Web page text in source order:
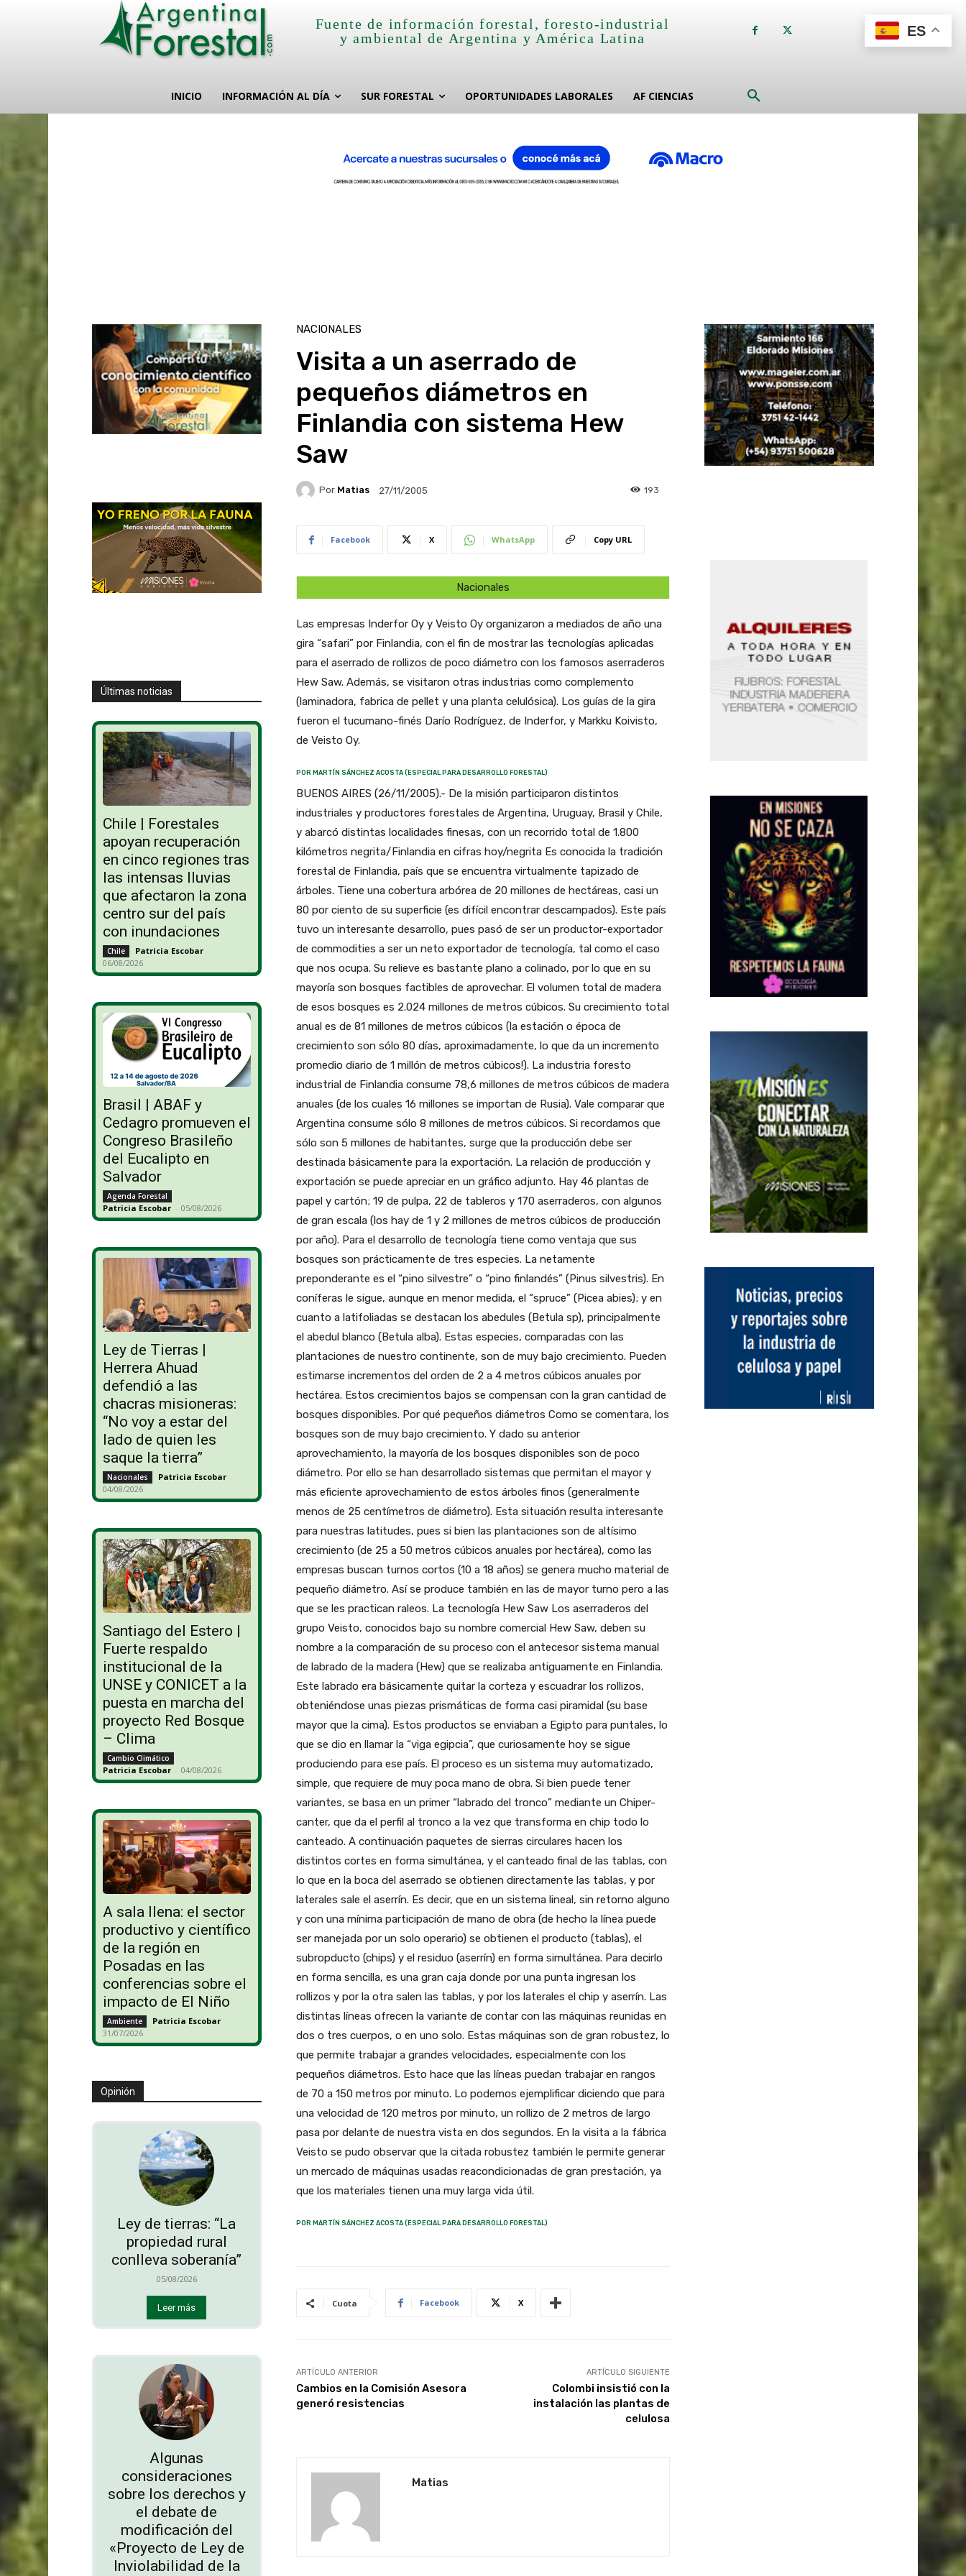
Fuente de información forestal, foresto-industrial
y ambiental de Argentina y América Latina
INICIO INFORMACIÓN AL DÍA SUR FORESTAL OPORTUNIDADES LABORALES AF CIENCIAS
Últimas noticias
Chile | Forestales
apoyan recuperación
en cinco regiones tras
las intensas lluvias
que afectaron la zona
centro sur del país
con inundaciones
Chile Patricia Escobar -
06/08/2026
Brasil | ABAF y
Cedagro promueven el
Congreso Brasileño
del Eucalipto en
Salvador
Agenda Forestal
Patricia Escobar - 05/08/2026
Ley de Tierras |
Herrera Ahuad
defendió a las
chacras misioneras:
“No voy a estar del
lado de quien les
saque la tierra”
Nacionales Patricia Escobar -
04/08/2026
Santiago del Estero |
Fuerte respaldo
institucional de la
UNSE y CONICET a la
puesta en marcha del
proyecto Red Bosque
– Clima
Cambio Climático
Patricia Escobar - 04/08/2026
A sala llena: el sector
productivo y científico
de la región en
Posadas en las
conferencias sobre el
impacto de El Niño
Ambiente Patricia Escobar -
31/07/2026
Opinión
Ley de tierras: “La
propiedad rural
conlleva soberanía”
05/08/2026
Leer más
Algunas
consideraciones
sobre los derechos y
el debate de
modificación del
«Proyecto de Ley de
Inviolabilidad de la
NACIONALES
Visita a un aserrado de
pequeños diámetros en
Finlandia con sistema Hew
Saw
Por Matias 27/11/2005 193
Facebook X WhatsApp Copy URL
Nacionales
Las empresas Inderfor Oy y Veisto Oy organizaron a mediados de año una
gira “safari” por Finlandia, con el fin de mostrar las tecnologías aplicadas
para el aserrado de rollizos de poco diámetro con los famosos aserraderos
Hew Saw. Además, se visitaron otras industrias como complemento
(laminadora, fabrica de pellet y una planta celulósica). Los guías de la gira
fueron el tucumano-finés Darío Rodríguez, de Inderfor, y Markku Koivisto,
de Veisto Oy.
POR MARTÍN SÁNCHEZ ACOSTA (ESPECIAL PARA DESARROLLO FORESTAL)
BUENOS AIRES (26/11/2005).- De la misión participaron distintos
industriales y productores forestales de Argentina, Uruguay, Brasil y Chile,
y abarcó distintas localidades finesas, con un recorrido total de 1.800
kilómetros negrita/Finlandia en cifras hoy/negrita Es conocida la tradición
forestal de Finlandia, país que se encuentra virtualmente tapizado de
árboles. Tiene una cobertura arbórea de 20 millones de hectáreas, casi un
80 por ciento de su superficie (es difícil encontrar descampados). Este país
tuvo un interesante desarrollo, pues pasó de ser un productor-exportador
de commodities a ser un neto exportador de tecnología, tal como el caso
que nos ocupa. Su relieve es bastante plano a colinado, por lo que en su
mayoría son bosques factibles de aprovechar. El volumen total de madera
de esos bosques es 2.024 millones de metros cúbicos. Su crecimiento total
anual es de 81 millones de metros cúbicos (la estación o época de
crecimiento son sólo 80 días, aproximadamente, lo que da un incremento
promedio diario de 1 millón de metros cúbicos!). La industria foresto
industrial de Finlandia consume 78,6 millones de metros cúbicos de madera
anuales (de los cuales 16 millones se importan de Rusia). Vale comparar que
Argentina consume sólo 8 millones de metros cúbicos. Si recordamos que
sólo son 5 millones de habitantes, surge que la producción debe ser
destinada básicamente para la exportación. La relación de producción y
exportación se puede apreciar en un gráfico adjunto. Hay 46 plantas de
papel y cartón; 19 de pulpa, 22 de tableros y 170 aserraderos, con algunos
de gran escala (los hay de 1 y 2 millones de metros cúbicos de producción
por año). Para el desarrollo de tecnología tiene como ventaja que sus
bosques son prácticamente de tres especies. La netamente
preponderante es el “pino silvestre” o “pino finlandés” (Pinus silvestris). En
coníferas le sigue, aunque en menor medida, el “spruce” (Picea abies); y en
cuanto a latifoliadas se destacan los abedules (Betula sp), principalmente
el abedul blanco (Betula alba). Estas especies, comparadas con las
plantaciones de nuestro continente, son de muy bajo crecimiento. Pueden
estimarse incrementos del orden de 2 a 4 metros cúbicos anuales por
hectárea. Estos crecimientos bajos se compensan con la gran cantidad de
bosques disponibles. Por qué pequeños diámetros Como se comentara, los
bosques son de muy bajo crecimiento. Y dado su anterior
aprovechamiento, la mayoría de los bosques disponibles son de poco
diámetro. Por ello se han desarrollado sistemas que permitan el mayor y
más eficiente aprovechamiento de estos árboles finos (generalmente
menos de 25 centímetros de diámetro). Esta situación resulta interesante
para nuestras latitudes, pues si bien las plantaciones son de altísimo
crecimiento (de 25 a 50 metros cúbicos anuales por hectárea), como las
empresas buscan turnos cortos (10 a 18 años) se genera mucho material de
pequeño diámetro. Así se produce también en las de mayor turno pero a las
que se les practican raleos. La tecnología Hew Saw Los aserraderos del
grupo Veisto, conocidos bajo su nombre comercial Hew Saw, deben su
nombre a la comparación de su proceso con el antecesor sistema manual
de labrado de la madera (Hew) que se realizaba antiguamente en Finlandia.
Este labrado era básicamente quitar la corteza y escuadrar los rollizos,
obteniéndose unas piezas prismáticas de forma casi piramidal (su base
mayor que la cima). Estos productos se enviaban a Egipto para puntales, lo
que se dio en llamar la “viga egipcia”, que curiosamente hoy se sigue
produciendo para ese país. El proceso es un sistema muy automatizado,
simple, que requiere de muy poca mano de obra. Si bien puede tener
variantes, se basa en un primer “labrado del tronco” mediante un Chiper-
canter, que da el perfil al tronco a la vez que transforma en chip todo lo
canteado. A continuación paquetes de sierras circulares hacen los
distintos cortes en forma simultánea, y el canteado final de las tablas, con
lo que en la boca del aserrado se obtienen directamente las tablas, y por
laterales sale el aserrín. Es decir, que en un sistema lineal, sin retorno alguno
y con una mínima participación de mano de obra (de hecho la línea puede
ser manejada por un solo operario) se obtienen el producto (tablas), el
subropducto (chips) y el residuo (aserrín) en forma simultánea. Para decirlo
en forma sencilla, es una gran caja donde por una punta ingresan los
rollizos y por la otra salen las tablas, y por los laterales el chip y aserrín. Las
distintas líneas ofrecen la variante de contar con las máquinas reunidas en
dos o tres cuerpos, o en uno solo. Estas máquinas son de gran robustez, lo
que permite trabajar a grandes velocidades, especialmente con los
pequeños diámetros. Esto hace que las líneas puedan trabajar en rangos
de 70 a 150 metros por minuto. Lo podemos ejemplificar diciendo que para
una velocidad de 120 metros por minuto, un rollizo de 2 metros de largo
pasa por delante de nuestra vista en dos segundos. En la visita a la fábrica
Veisto se pudo observar que la citada robustez también le permite generar
un mercado de máquinas usadas reacondicionadas de gran prestación, ya
que los materiales tienen una muy larga vida útil.
POR MARTÍN SÁNCHEZ ACOSTA (ESPECIAL PARA DESARROLLO FORESTAL)
Cuota Facebook X
ARTÍCULO ANTERIOR
Cambios en la Comisión Asesora
generó resistencias
ARTÍCULO SIGUIENTE
Colombi insistió con la
instalación las plantas de
celulosa
Matias
ES